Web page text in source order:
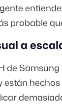
probable
a
de
están